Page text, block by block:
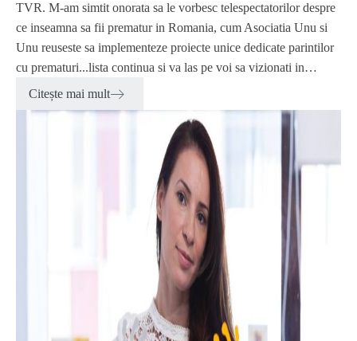
TVR. M-am simtit onorata sa le vorbesc telespectatorilor despre
ce inseamna sa fii prematur in Romania, cum Asociatia Unu si
Unu reuseste sa implementeze proiecte unice dedicate parintilor
cu prematuri...lista continua si va las pe voi sa vizionati in…
Citește mai mult